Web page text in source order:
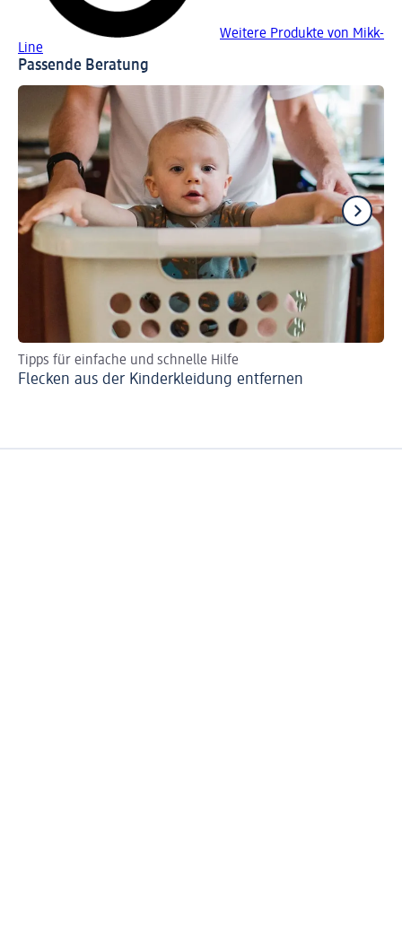
Weitere Produkte von Mikk-
Line
Passende Beratung
Tipps für einfache und schnelle Hilfe
Flecken aus der Kinderkleidung entfernen